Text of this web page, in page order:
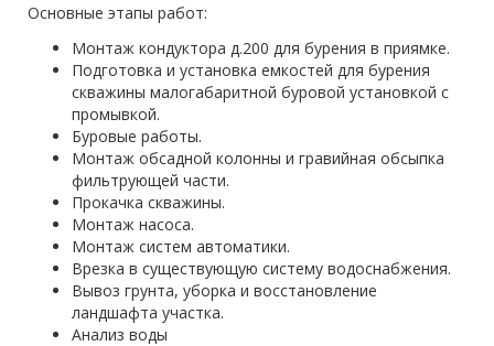
Основные этапы работ:
Монтаж кондуктора д.200 для бурения в приямке.
Подготовка и установка емкостей для бурения
скважины малогабаритной буровой установкой с
промывкой.
Буровые работы.
Монтаж обсадной колонны и гравийная обсыпка
фильтрующей части.
Прокачка скважины.
Монтаж насоса.
Монтаж систем автоматики.
Врезка в существующую систему водоснабжения.
Вывоз грунта, уборка и восстановление
ландшафта участка.
Анализ воды